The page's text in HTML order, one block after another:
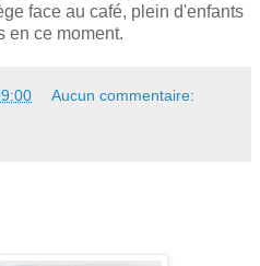
face au café, plein d'enfants
en ce moment.
Aucun commentaire: